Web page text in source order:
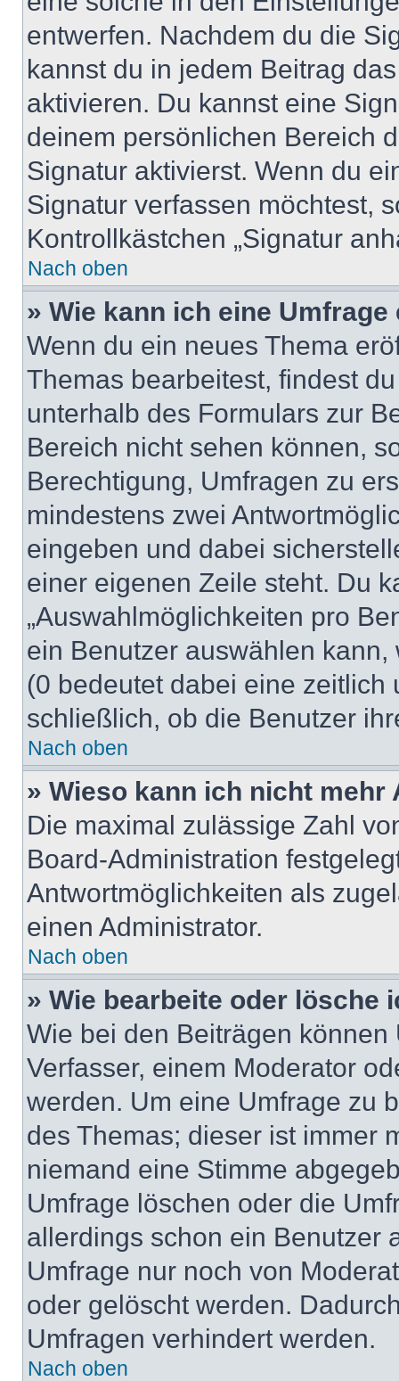
entwerfen. Nachdem du die
kannst du in jedem Beitrag
aktivieren. Du kannst eine
deinem persönlichen Bereich
Signatur aktivierst. Wenn du
Signatur verfassen möchtest,
Kontrollkästchen „Signatur
Nach oben
» Wie kann ich eine
Wenn du ein neues Thema
Themas bearbeitest, findest
unterhalb des Formulars zur
Bereich nicht sehen können,
Berechtigung, Umfragen zu
mindestens zwei
eingeben und dabei
einer eigenen Zeile steht. Du
„Auswahlmöglichkeiten pro
ein Benutzer auswählen
(0 bedeutet dabei eine
schließlich, ob die Benutzer
Nach oben
» Wieso kann ich nicht
Die maximal zulässige Zahl
Board-Administration
Antwortmöglichkeiten als
einen Administrator.
Nach oben
» Wie bearbeite oder lösche
Wie bei den Beiträgen
Verfasser, einem Moderator
werden. Um eine Umfrage zu
des Themas; dieser ist immer
niemand eine Stimme
Umfrage löschen oder die
allerdings schon ein Benutzer
Umfrage nur noch von
oder gelöscht werden.
Umfragen verhindert werden.
Nach oben